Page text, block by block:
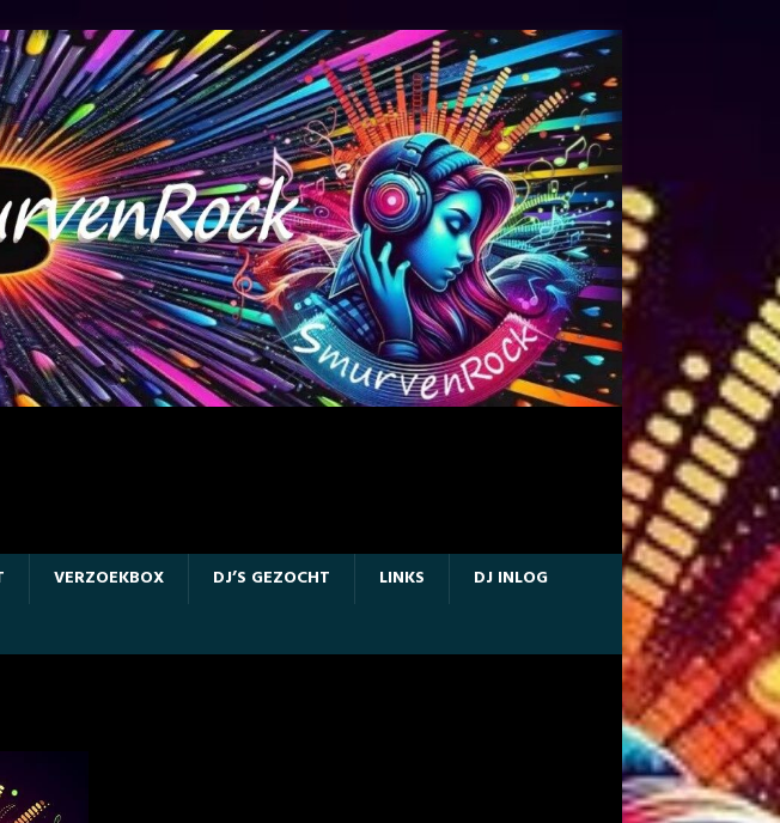
VERZOEKBOX DJ’S GEZOCHT LINKS
DJ INLOG